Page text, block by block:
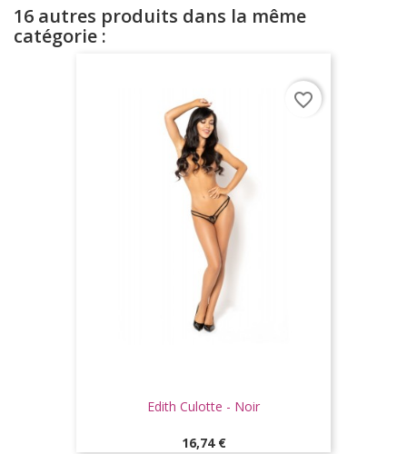
16 autres produits dans la même
catégorie :
Edith Culotte - Noir
Prix
16,74 €
favorite_border